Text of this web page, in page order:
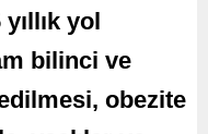
yol
bilinci ve
obezite